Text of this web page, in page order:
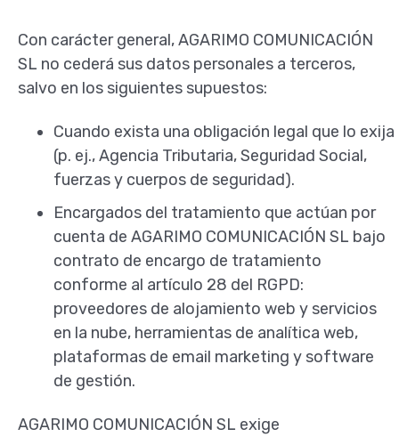
Con carácter general, AGARIMO COMUNICACIÓN
SL no cederá sus datos personales a terceros,
salvo en los siguientes supuestos:
Cuando exista una obligación legal que lo exija
(p. ej., Agencia Tributaria, Seguridad Social,
fuerzas y cuerpos de seguridad).
Encargados del tratamiento que actúan por
cuenta de AGARIMO COMUNICACIÓN SL bajo
contrato de encargo de tratamiento
conforme al artículo 28 del RGPD:
proveedores de alojamiento web y servicios
en la nube, herramientas de analítica web,
plataformas de email marketing y software
de gestión.
AGARIMO COMUNICACIÓN SL exige